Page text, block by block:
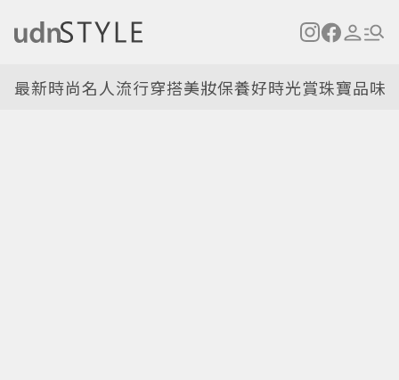
最新時尚名人流行穿搭美妝保養好時光賞珠寶品味